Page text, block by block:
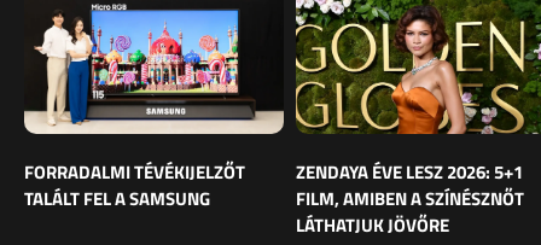
FORRADALMI TÉVÉKIJELZŐT
TALÁLT FEL A SAMSUNG
ZENDAYA ÉVE LESZ 2026: 5+1
FILM, AMIBEN A SZÍNÉSZNŐT
LÁTHATJUK JÖVŐRE